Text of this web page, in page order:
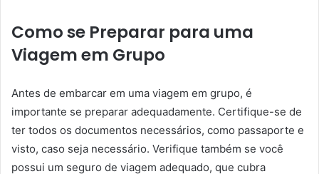
Como se Preparar para uma
Viagem em Grupo
Antes de embarcar em uma viagem em grupo, é
importante se preparar adequadamente. Certifique-se de
ter todos os documentos necessários, como passaporte e
visto, caso seja necessário. Verifique também se você
possui um seguro de viagem adequado, que cubra